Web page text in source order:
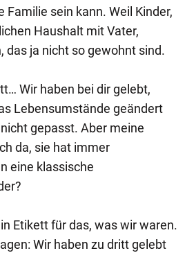
Familie sein kann. Weil Kinder,
Haushalt mit Vater,
das ja nicht so gewohnt sind.
Wir haben bei dir gelebt,
Lebensumstände geändert
gepasst. Aber meine
da, sie hat immer
eine klassische
Etikett für das, was wir waren.
Wir haben zu dritt gelebt